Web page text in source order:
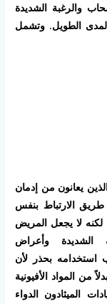
والرغبة الشديدة
الطويل. وتشمل
يعانون من إدمان
الارتباط بنفس
لكنه لا يجعل المريض
الشديدة وأعراض
استخدامه بحذر لأن
من المواد الأفيونية
الميثادون الدواء